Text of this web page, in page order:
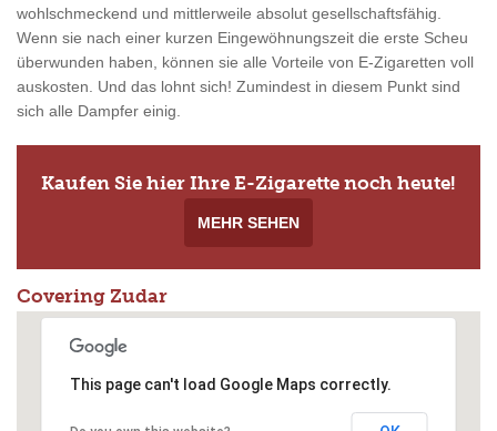
wohlschmeckend und mittlerweile absolut gesellschaftsfähig.
Wenn sie nach einer kurzen Eingewöhnungszeit die erste Scheu
überwunden haben, können sie alle Vorteile von E-Zigaretten voll
auskosten. Und das lohnt sich! Zumindest in diesem Punkt sind
sich alle Dampfer einig.
Kaufen Sie hier Ihre E-Zigarette noch heute!
MEHR SEHEN
Covering Zudar
This page can't load Google Maps correctly.